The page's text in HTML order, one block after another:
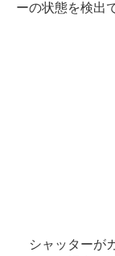
ーの状態を検出
シャッターが